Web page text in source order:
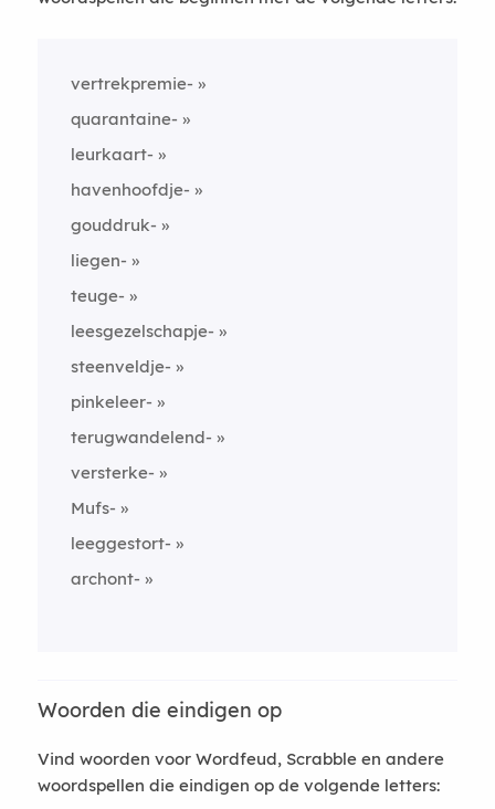
vertrekpremie-
quarantaine-
leurkaart-
havenhoofdje-
gouddruk-
liegen-
teuge-
leesgezelschapje-
steenveldje-
pinkeleer-
terugwandelend-
versterke-
Mufs-
leeggestort-
archont-
Woorden die eindigen op
Vind woorden voor Wordfeud, Scrabble en andere
woordspellen die eindigen op de volgende letters: